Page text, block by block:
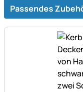
Passendes